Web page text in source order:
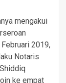
mengakui
2019,
Notaris
ke empat